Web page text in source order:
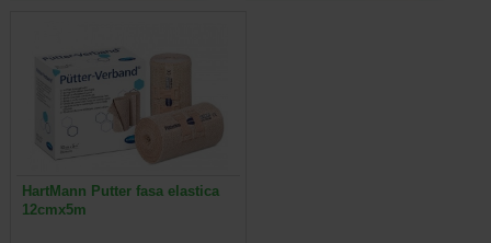
HartMann Putter fasa elastica
12cmx5m